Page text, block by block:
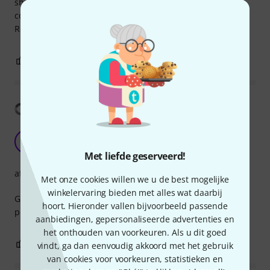
Met liefde geserveerd!
Met onze cookies willen we u de best mogelijke
winkelervaring bieden met alles wat daarbij
hoort. Hieronder vallen bijvoorbeeld passende
aanbiedingen, gepersonaliseerde advertenties en
het onthouden van voorkeuren. Als u dit goed
vindt, ga dan eenvoudig akkoord met het gebruik
van cookies voor voorkeuren, statistieken en
connections are very robust and do not disconnect easily.
Recommended!
EVALUATIE MELDEN
Good Cable, Different casing would be nicer but just a
personal feel
afwerking
0 EVALUATIE MELDEN